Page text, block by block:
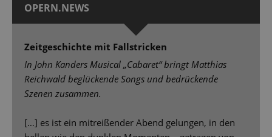
OPERN.NEWS
Zeitgeschichte mit Fallstricken
In John Kanders Musical „Cabaret“ bringt Matthias
Reichwald beglückende Songs und bedrückende
Szenen zusammen.
[…] es ist ein mitreißender Abend gelungen, in den